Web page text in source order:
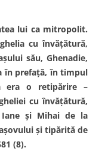
lui ca mitropolit.
cu învăţătură,
său, Ghenadie,
în prefaţă, în timpul
era o retipărire –
cu învăţătură,
şi Mihai de la
şi tipărită de
(8).